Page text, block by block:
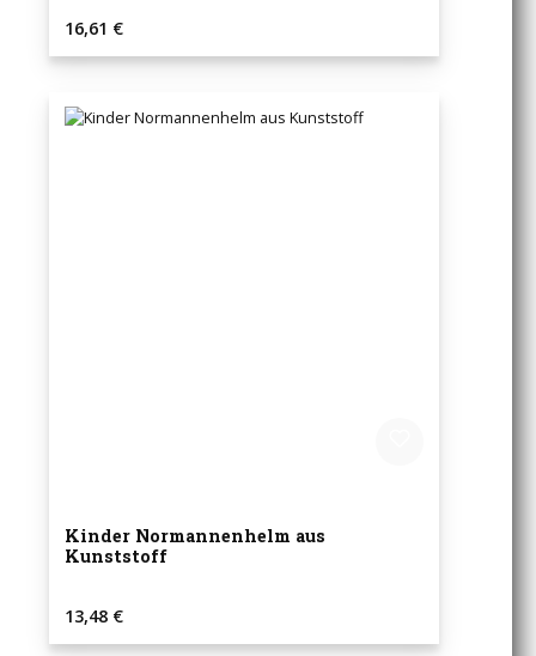
Regulärer Preis:
16,61 €
Kinder Normannenhelm aus
Kunststoff
Regulärer Preis:
13,48 €